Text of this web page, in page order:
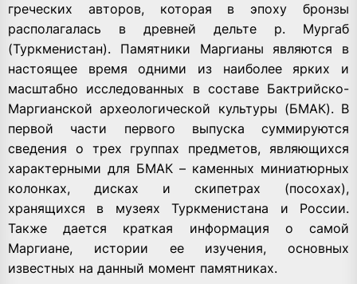
греческих авторов, которая в эпоху бронзы
располагалась в древней дельте р. Мургаб
(Туркменистан). Памятники Маргианы являются в
настоящее время одними из наиболее ярких и
масштабно исследованных в составе Бактрийско-
Маргианской археологической культуры (БМАК). В
первой части первого выпуска суммируются
сведения о трех группах предметов, являющихся
характерными для БМАК – каменных миниатюрных
колонках, дисках и скипетрах (посохах),
хранящихся в музеях Туркменистана и России.
Также дается краткая информация о самой
Маргиане, истории ее изучения, основных
известных на данный момент памятниках.